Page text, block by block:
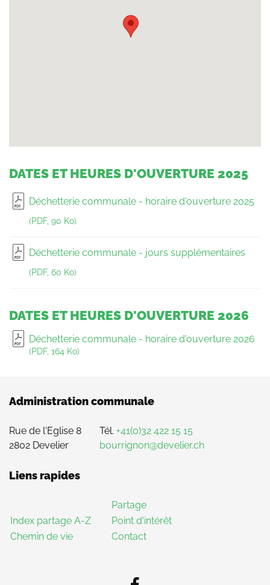
DATES ET HEURES D'OUVERTURE 2025
Déchetterie communale - horaire d'ouverture 2025
(PDF, 90 Ko)
Déchetterie communale - jours supplémentaires
(PDF, 60 Ko)
DATES ET HEURES D'OUVERTURE 2026
Déchetterie communale - horaire d'ouverture 2026
(PDF, 164 Ko)
Administration communale
Rue de l'Eglise 8
2802 Develier
Tél. +41(0)32 422 15 15
bourrignon@develier.ch
Liens rapides
Index partage A-Z
Chemin de vie
Partage
Point d'intérêt
Contact